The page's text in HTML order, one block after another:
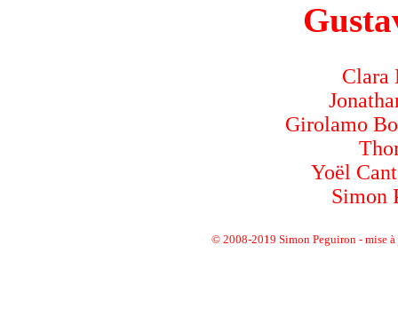
Clara
Girolamo
Yoël
Simon
© 2008-2019 Simon Peguiron - mise